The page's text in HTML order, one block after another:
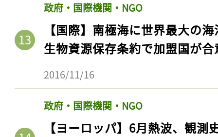
政府・国際機関・NGO
【国際】南極海に世界最大の
生物資源保存条約で加盟国が合
2016/11/16
政府・国際機関・NGO
【ヨーロッパ】6月熱波、観